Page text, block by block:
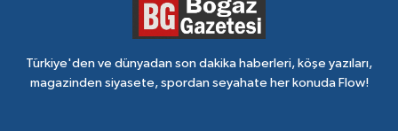
Türkiye'den ve dünyadan son dakika haberleri, köşe yazıları,
magazinden siyasete, spordan seyahate her konuda Flow!